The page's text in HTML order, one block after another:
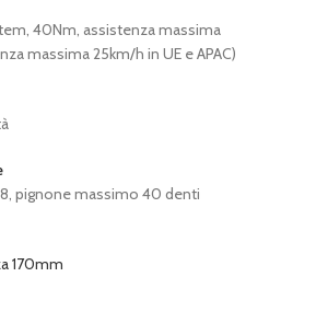
40Nm, assistenza massima
massima 25km/h in UE e APAC)
pignone massimo 40 denti
170mm